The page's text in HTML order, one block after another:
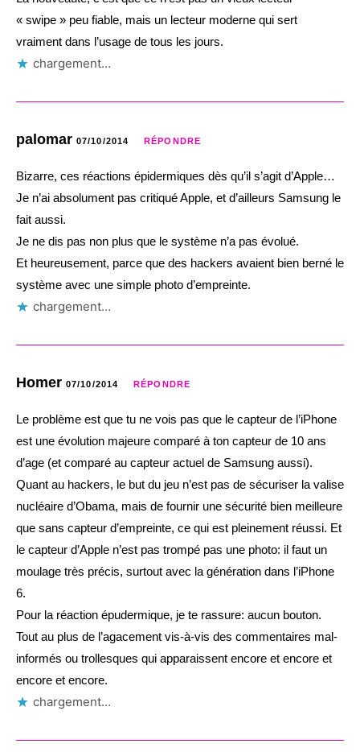
« swipe » peu fiable, mais un lecteur moderne qui sert
vraiment dans l’usage de tous les jours.
chargement…
palomar 07/10/2014 RÉPONDRE
Bizarre, ces réactions épidermiques dès qu’il s’agit d’Apple…
Je n’ai absolument pas critiqué Apple, et d’ailleurs Samsung le
fait aussi.
Je ne dis pas non plus que le système n’a pas évolué.
Et heureusement, parce que des hackers avaient bien berné le
système avec une simple photo d’empreinte.
chargement…
Homer 07/10/2014 RÉPONDRE
Le problème est que tu ne vois pas que le capteur de l’iPhone
est une évolution majeure comparé à ton capteur de 10 ans
d’age (et comparé au capteur actuel de Samsung aussi).
Quant au hackers, le but du jeu n’est pas de sécuriser la valise
nucléaire d’Obama, mais de fournir une sécurité bien meilleure
que sans capteur d’empreinte, ce qui est pleinement réussi. Et
le capteur d’Apple n’est pas trompé pas une photo: il faut un
moulage très précis, surtout avec la génération dans l’iPhone
6.
Pour la réaction épudermique, je te rassure: aucun bouton.
Tout au plus de l’agacement vis-à-vis des commentaires mal-
informés ou trollesques qui apparaissent encore et encore et
encore et encore.
chargement…